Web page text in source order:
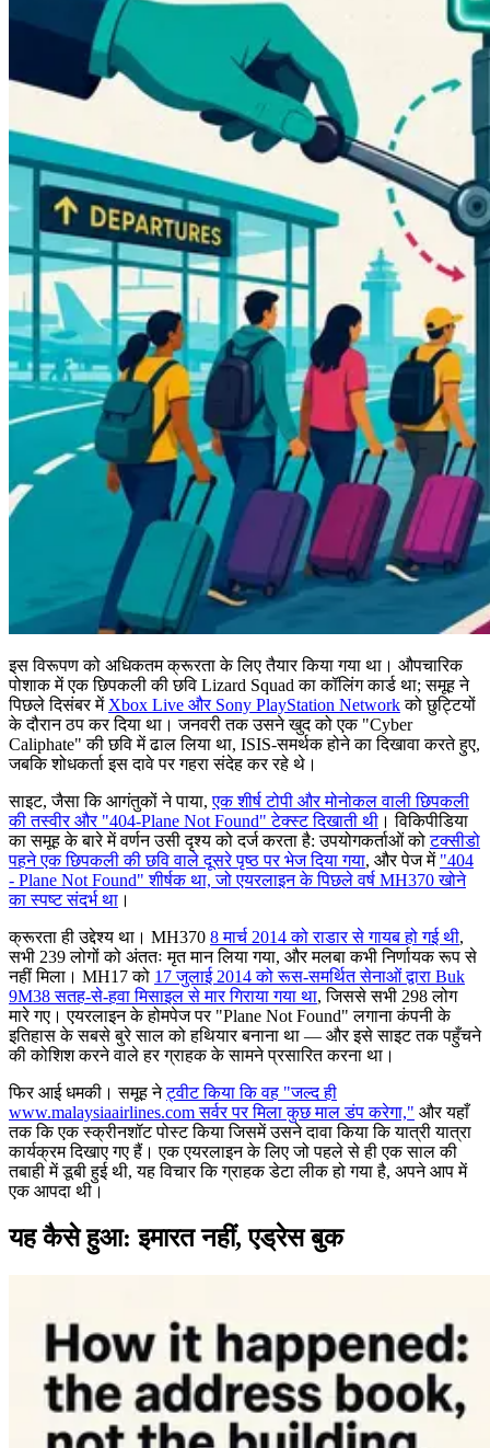
इस विरूपण को अधिकतम क्रूरता के लिए तैयार किया गया था। औपचारिक
पोशाक में एक छिपकली की छवि Lizard Squad का कॉलिंग कार्ड था; समूह ने
पिछले दिसंबर में Xbox Live और Sony PlayStation Networkको छुट्टियों
के दौरान ठप कर दिया था। जनवरी तक उसने खुद को एक "Cyber
Caliphate" की छवि में ढाल लिया था, ISIS-समर्थक होने का दिखावा करते हुए,
जबकि शोधकर्ता इस दावे पर गहरा संदेह कर रहे थे।
साइट, जैसा कि आगंतुकों ने पाया,एक शीर्ष टोपी और मोनोकल वाली छिपकली
की तस्वीर और "404-Plane Not Found" टेक्स्ट दिखाती थी । विकिपीडिया
का समूह के बारे में वर्णन उसी दृश्य को दर्ज करता है: उपयोगकर्ताओं कोटक्सीडो
पहने एक छिपकली की छवि वाले दूसरे पृष्ठ पर भेज दिया गया, और पेज में "404
- Plane Not Found" शीर्षक था, जो एयरलाइन के पिछले वर्ष MH370 खोने
का स्पष्ट संदर्भ था ।
क्रूरता ही उद्देश्य था। MH370 8 मार्च 2014 को राडार से गायब हो गई थी,
सभी 239 लोगों को अंततः मृत मान लिया गया, और मलबा कभी निर्णायक रूप से
नहीं मिला। MH17 को 17 जुलाई 2014 को रूस-समर्थित सेनाओं द्वारा Buk
9M38 सतह-से-हवा मिसाइल से मार गिराया गया था, जिससे सभी 298 लोग
मारे गए। एयरलाइन के होमपेज पर "Plane Not Found" लगाना कंपनी के
इतिहास के सबसे बुरे साल को हथियार बनाना था — और इसे साइट तक पहुँचने
की कोशिश करने वाले हर ग्राहक के सामने प्रसारित करना था।
फिर आई धमकी। समूह नेट्वीट किया कि वह "जल्द ही
www.malaysiaairlines.com सर्वर पर मिला कुछ माल डंप करेगा," और यहाँ
तक कि एक स्क्रीनशॉट पोस्ट किया जिसमें उसने दावा किया कि यात्री यात्रा
कार्यक्रम दिखाए गए हैं। एक एयरलाइन के लिए जो पहले से ही एक साल की
तबाही में डूबी हुई थी, यह विचार कि ग्राहक डेटा लीक हो गया है, अपने आप में
एक आपदा थी।
यह कैसे हुआ: इमारत नहीं, एड्रेस बुक